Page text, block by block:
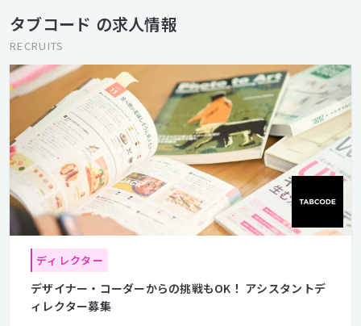
タブコード の求人情報
RECRUITS
ディレクター
デザイナー・コーダーからの挑戦もOK！ アシスタントデ
ィレクター募集